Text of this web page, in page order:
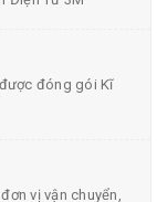
đóng gói Kĩ
vị vận chuyển,